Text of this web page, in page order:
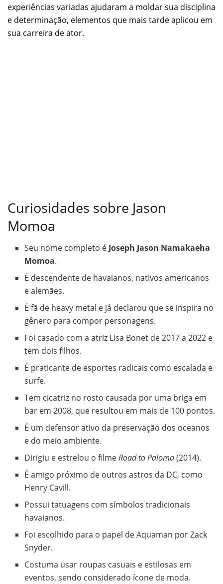
experiências variadas ajudaram a moldar sua disciplina
e determinação, elementos que mais tarde aplicou em
sua carreira de ator.
Curiosidades sobre Jason
Momoa
Seu nome completo éJoseph Jason Namakaeha
Momoa.
É descendente de havaianos, nativos americanos
e alemães.
É fã de heavy metal e já declarou que se inspira no
gênero para compor personagens.
Foi casado com a atriz Lisa Bonet de 2017 a 2022 e
tem dois filhos.
É praticante de esportes radicais como escalada e
surfe.
Tem cicatriz no rosto causada por uma briga em
bar em 2008, que resultou em mais de 100 pontos.
É um defensor ativo da preservação dos oceanos
e do meio ambiente.
Dirigiu e estrelou o filmeRoad to Paloma(2014).
É amigo próximo de outros astros da DC, como
Henry Cavill.
Possui tatuagens com símbolos tradicionais
havaianos.
Foi escolhido para o papel de Aquaman por Zack
Snyder.
Costuma usar roupas casuais e estilosas em
eventos, sendo considerado ícone de moda.